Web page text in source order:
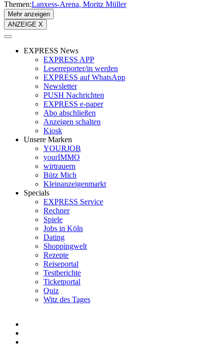
Themen:Lanxess-Arena Moritz Müller
Mehr anzeigen
ANZEIGE X
EXPRESS News
EXPRESS APP
Leserreporter/in werden
EXPRESS auf WhatsApp
Newsletter
PUSH Nachrichten
EXPRESS e-paper
Abo abschließen
Anzeigen schalten
Kiosk
Unsere Marken
YOURJOB
yourIMMO
wirtrauern
Bütz Mich
Kleinanzeigenmarkt
Specials
EXPRESS Service
Rechner
Spiele
Jobs in Köln
Dating
Shoppingwelt
Rezepte
Reiseportal
Testberichte
Ticketportal
Quiz
Witz des Tages